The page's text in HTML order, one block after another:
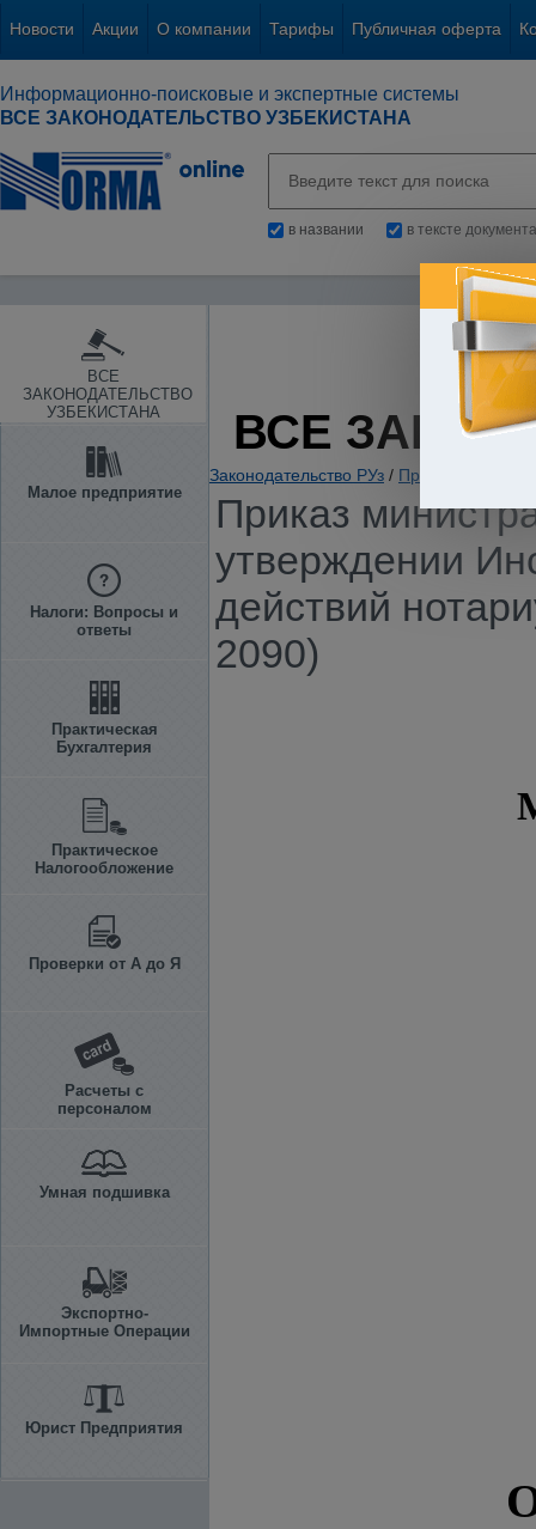
Новости Акции О компании Тарифы Публичная оферта
Информационно-поисковые и экспертные системы
ВСЕ ЗАКОНОДАТЕЛЬСТВО УЗБЕКИСТАНА
в названии в тексте документа
ВСЕ
ЗАКОНОДАТЕЛЬСТВО
УЗБЕКИСТАНА
Малое предприятие
Налоги: Вопросы и
ответы
Практическая
Бухгалтерия
Практическое
Налогообложение
Проверки от А до Я
Расчеты с
персоналом
Умная подшивка
Экспортно-
Импортные Операции
Юрист Предприятия
ВСЕ
Законодательство РУз / Прокуратура.
Приказ
утверждении
действий
2090)